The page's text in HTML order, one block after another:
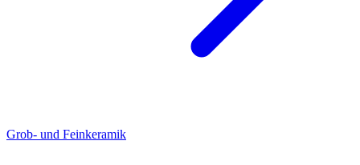
Grob- und Feinkeramik